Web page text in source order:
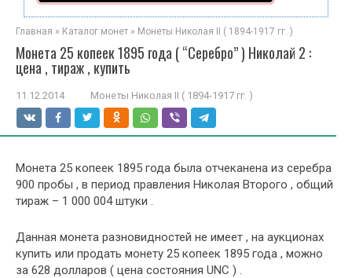
Главная » Каталог монет » Монеты Николая II ( 1894-1917 гг. )
Монета 25 копеек 1895 года ( “Серебро” ) Николай 2 :
цена , тираж , купить
11.12.2014 Монеты Николая II ( 1894-1917 гг. )
Монета 25 копеек 1895 года была отчеканена из серебра
900 пробы , в период правления Николая Второго , общий
тираж – 1 000 004 штуки .
Данная монета разновидностей не имеет , на аукционах
купить или продать монету 25 копеек 1895 года , можно
за 628 долларов ( цена состояния UNC ) .